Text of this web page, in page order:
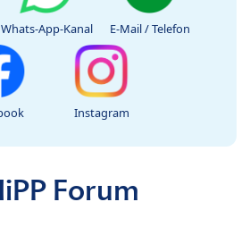
Whats-App-Kanal E-Mail / Telefon
Instagram
Forum